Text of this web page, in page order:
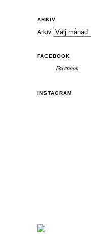
ARKIV
Arkiv
FACEBOOK
Facebook
INSTAGRAM